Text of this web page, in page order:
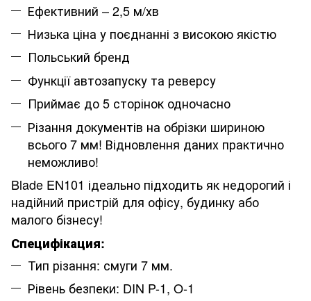
Ефективний – 2,5 м/хв
Низька ціна у поєднанні з високою якістю
Польський бренд
Функції автозапуску та реверсу
Приймає до 5 сторінок одночасно
Різання документів на обрізки шириною
всього 7 мм! Відновлення даних практично
неможливо!
Blade EN101 ідеально підходить як недорогий і
надійний пристрій для офісу, будинку або
малого бізнесу!
Специфікация:
Тип різання: смуги 7 мм.
Рівень безпеки: DIN P-1, O-1